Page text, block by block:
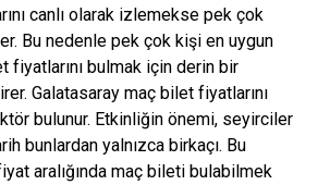
canlı olarak izlemekse pek çok
Bu nedenle pek çok kişi en uygun
fiyatlarını bulmak için derin bir
Galatasaray maç bilet fiyatlarını
bulunur. Etkinliğin önemi, seyirciler
bunlardan yalnızca birkaçı. Bu
aralığında maç bileti bulabilmek